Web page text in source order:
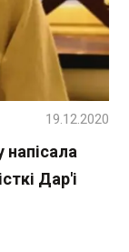
Дар'і
19.12.2020